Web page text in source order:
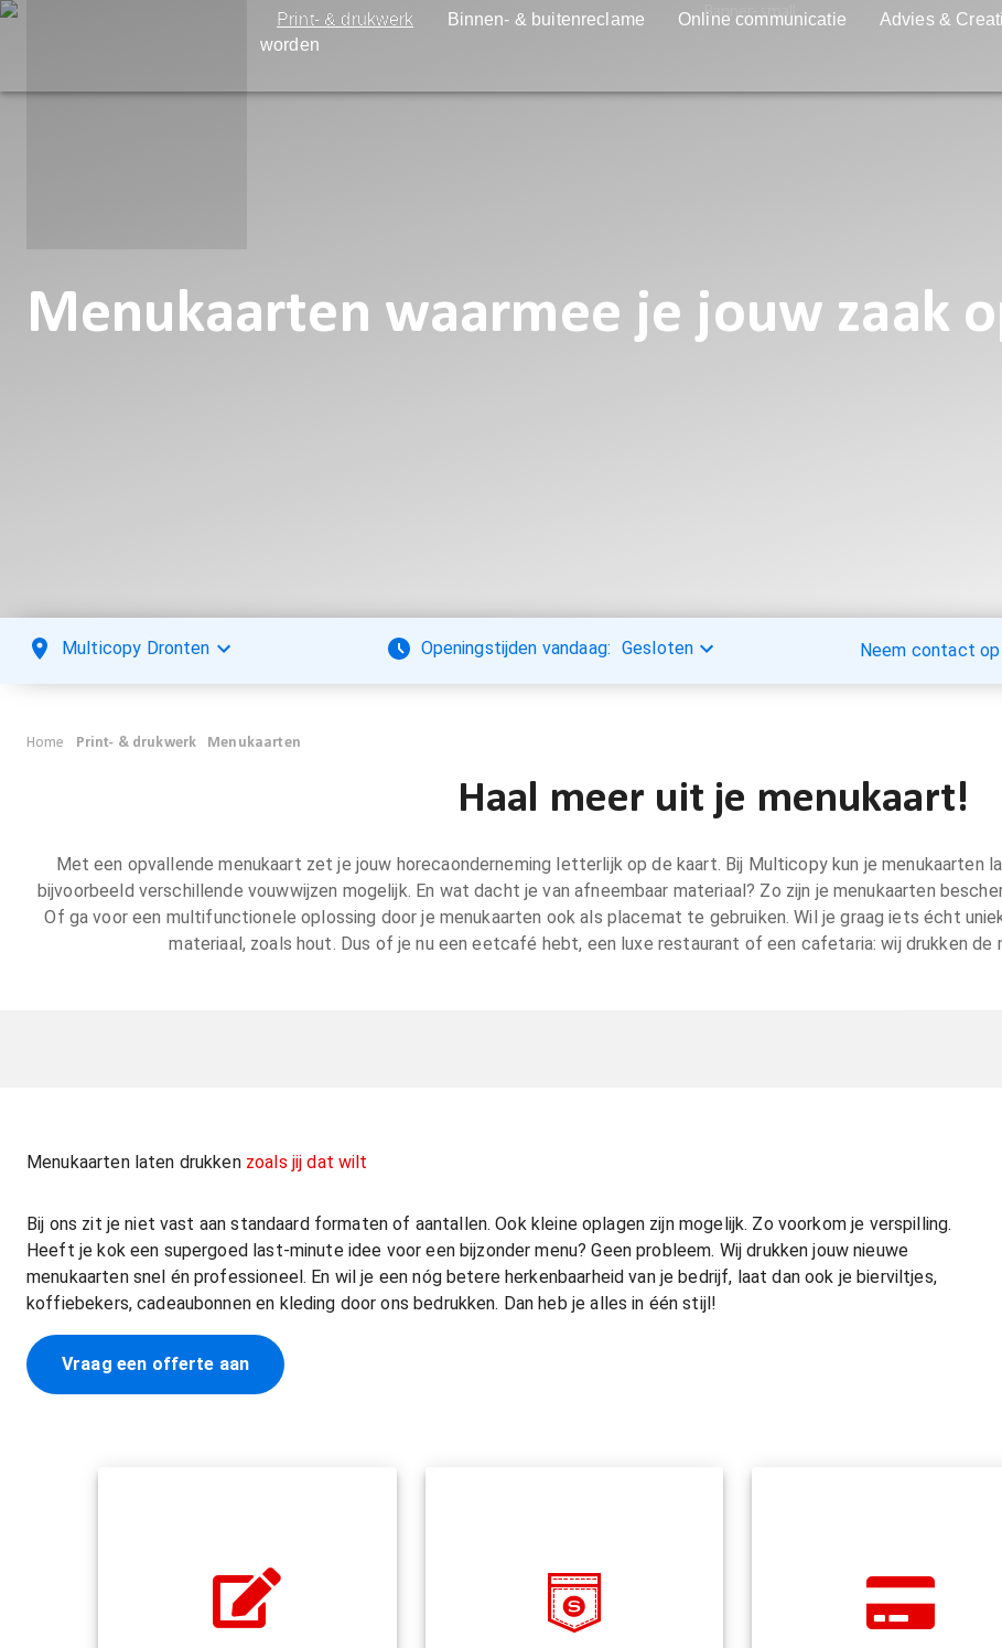
Print- & drukwerk Binnen- & buitenreclame Online communicatie Advies &
worden
Menukaarten waarmee je jouw zaak
Multicopy Dronten Openingstijden vandaag: Gesloten Neem contact op
Home Print- & drukwerk Menukaarten
Haal meer uit je menukaart!
Met een opvallende menukaart zet je jouw horecaonderneming letterlijk op de kaart. Bij Multicopy kun je menukaarten
bijvoorbeeld verschillende vouwwijzen mogelijk. En wat dacht je van afneembaar materiaal? Zo zijn je menukaarten
Of ga voor een multifunctionele oplossing door je menukaarten ook als placemat te gebruiken. Wil je graag iets écht
materiaal, zoals hout. Dus of je nu een eetcafé hebt, een luxe restaurant of een cafetaria: wij drukken de
Menukaarten laten drukken zoals jij dat wilt
Bij ons zit je niet vast aan standaard formaten of aantallen. Ook kleine oplagen zijn mogelijk. Zo voorkom je verspilling.
Heeft je kok een supergoed last-minute idee voor een bijzonder menu? Geen probleem. Wij drukken jouw nieuwe
menukaarten snel én professioneel. En wil je een nóg betere herkenbaarheid van je bedrijf, laat dan ook je bierviltjes,
koffiebekers, cadeaubonnen en kleding door ons bedrukken. Dan heb je alles in één stijl!
Vraag een offerte aan